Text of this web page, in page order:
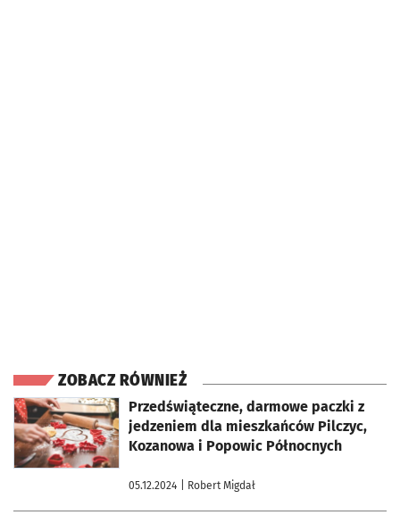
ZOBACZ RÓWNIEŻ
Przedświąteczne, darmowe paczki z
jedzeniem dla mieszkańców Pilczyc,
Kozanowa i Popowic Północnych
05.12.2024 | Robert Migdał
otworzy się w nowej karcie